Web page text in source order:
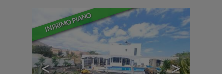
IN PRIMO PIANO
< >